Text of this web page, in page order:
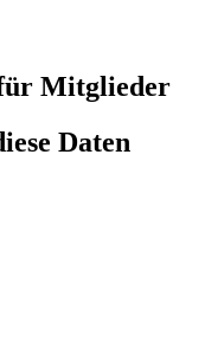
Mitglieder
Daten